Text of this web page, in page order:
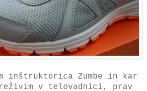
inštruktorica Zumbe in kar
v telovadnici, prav